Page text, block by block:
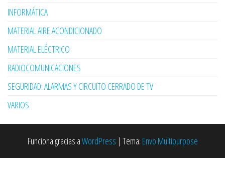
INFORMÁTICA
MATERIAL AIRE ACONDICIONADO
MATERIAL ELÉCTRICO
RADIOCOMUNICACIONES
SEGURIDAD: ALARMAS Y CIRCUITO CERRADO DE TV
VARIOS
Funciona gracias aWordPress | Tema: Envo Multipurpose